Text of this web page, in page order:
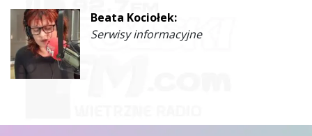
Beata Kociołek:
Serwisy informacyjne